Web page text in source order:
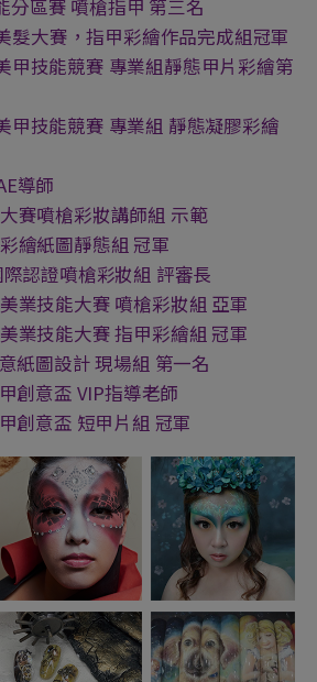
分區賽 噴槍指甲 第三名
髮大賽，指甲彩繪作品完成組冠軍
甲技能競賽 專業組靜態甲片彩繪第
甲技能競賽 專業組 靜態凝膠彩繪
導師
賽噴槍彩妝講師組 示範
繪紙圖靜態組 冠軍
認證噴槍彩妝組 評審長
業技能大賽 噴槍彩妝組 亞軍
業技能大賽 指甲彩繪組 冠軍
紙圖設計 現場組 第一名
創意盃 VIP指導老師
創意盃 短甲片組 冠軍